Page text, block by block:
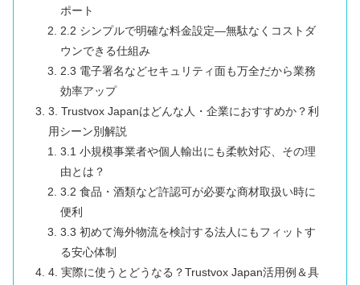
ポート
2.2 シンプルで明確な料金設定―無駄なくコストダ
ウンできる仕組み
2.3 電子署名などセキュリティ面も万全だから業務
効率アップ
3. Trustvox Japanはどんな人・企業におすすめか？利
用シーン別解説
3.1 小規模事業者や個人輸出にも柔軟対応、その理
由とは？
3.2 食品・酒類など許認可が必要な商材取扱い時に
便利
3.3 初めて海外物流を検討する法人にもフィットす
る安心体制
4. 実際に使うとどうなる？Trustvox Japan活用例＆具